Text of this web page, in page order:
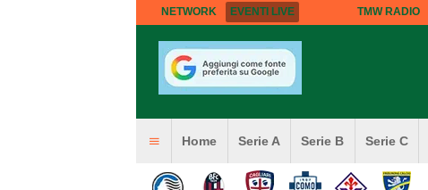
NETWORK EVENTI LIVE TMW RADIO
Home Serie A Serie B Serie C